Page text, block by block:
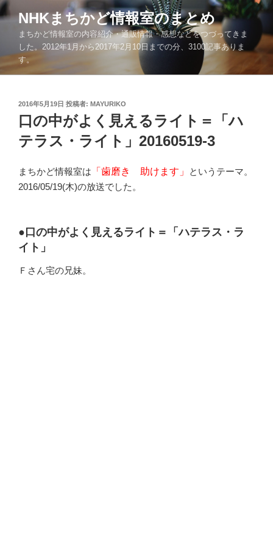
コ
ン
ツ
NHKまちかど情報室のまとめ
まちかど情報室の内容紹介・通販情報・感想などをつづってきま
した。2012年1月から2017年2月10日までの分、3100記事ありま
す。
投
稿
日:
2016年5月19日 投稿者: MAYURIKO
口の中がよく見えるライト＝「ハ
テラス・ライト」20160519-3
まちかど情報室は 「歯磨き 助けます」
というテーマ。
2016/05/19(木)の放送でした。
●口の中がよく見えるライト＝「ハテラス・ラ
イト」
Ｆさん宅の兄妹。